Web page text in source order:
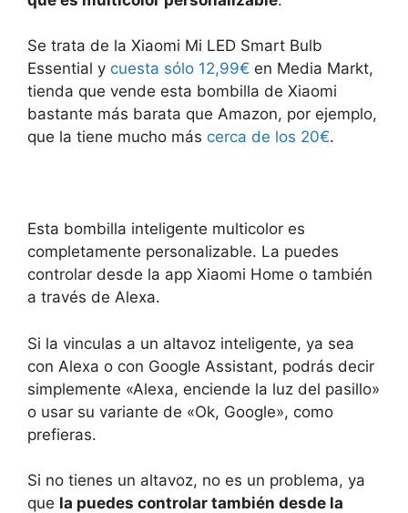
Se trata de la Xiaomi Mi LED Smart Bulb
Essential y cuesta sólo 12,99€ en Media Markt,
tienda que vende esta bombilla de Xiaomi
bastante más barata que Amazon, por ejemplo,
que la tiene mucho más cerca de los 20€.
Esta bombilla inteligente multicolor es
completamente personalizable. La puedes
controlar desde la app Xiaomi Home o también
a través de Alexa.
Si la vinculas a un altavoz inteligente, ya sea
con Alexa o con Google Assistant, podrás decir
simplemente «Alexa, enciende la luz del pasillo»
o usar su variante de «Ok, Google», como
prefieras.
Si no tienes un altavoz, no es un problema, ya
que la puedes controlar también desde la